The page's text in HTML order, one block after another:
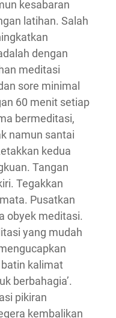
kesabaran
latihan. Salah
dengan
meditasi
sore minimal
60 menit setiap
bermeditasi,
namun santai
kedua
Tangan
Tegakkan
Pusatkan
obyek meditasi.
yang mudah
kalimat
berbahagia’.
pikiran
kembalikan